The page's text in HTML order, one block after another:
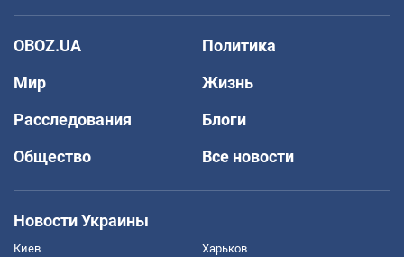
OBOZ.UA
Политика
Мир
Жизнь
Расследования
Блоги
Общество
Все новости
Новости Украины
Киев Харьков